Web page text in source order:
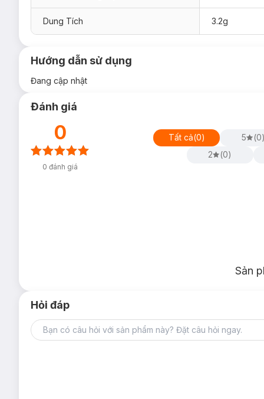
Dung Tích 3.2g
Hướng dẫn sử dụng
Đang cập nhật
Đánh giá
0
0 đánh giá
Tất cả(0) 5 (0
2
(0)
Sản
Hỏi đáp